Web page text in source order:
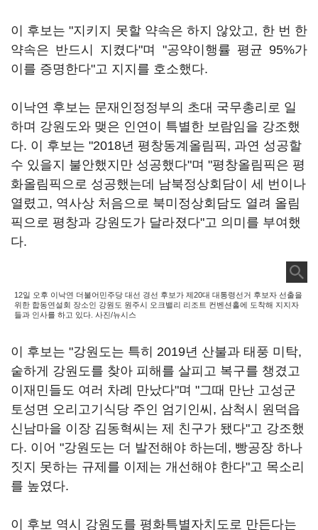
이 후보는 "지키지 못할 약속은 하지 않았고, 한 번 한
약속은 반드시 지켰다"며 "공약이행률 평균 95%가
이를 증명한다"고 지지를 호소했다.
이낙연 후보는 문재인정정부의 초대 국무총리로 일
하며 강원도와 맺은 인연이 특별한 보람임을 강조했
다. 이 후보는 "2018년 평창동계올림픽, 과연 성공할
수 있을지 불안했지만 성공했다"며 "평창올림픽은 평
화올림픽으로 성공했는데 남북정상회담이 세 번이나
열렸고, 역사상 처음으로 북미정상회담도 열려 올림
픽으로 평창과 강원도가 달라졌다"고 의미를 부여했
다.
12일 오후 이낙연 더불어민주당 대선 경선 후보가 제20대 대통령선거 후보자 선출을
위한 합동연설회 장소인 강원도 원주시 오크밸리 리조트 컨벤션홀에 도착해 지지자
들과 인사를 하고 있다. 사진/뉴시스
이 후보는 "강원도는 특히 2019년 산불과 태풍 미탁,
숱하게 강원도를 찾아 피해를 살피고 복구를 챙겼고
이재민들도 여러 차례 만났다"며 "그때 만난 고성군
토성면 오리고기식당 주인 엄기인씨, 삼척시 원덕읍
신남마을 이장 김동혁씨는 제 친구가 됐다"고 강조했
다. 이어 "강원도는 더 발전해야 하는데, 빵공장 하나
짓지 못하는 규제를 이제는 개선해야 한다"고 목소리
를 높였다.
이 후보 역시 강원도를 평화특별자치도로 만든다는